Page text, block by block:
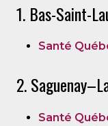
1. Bas-Saint-
Santé
2.
Santé